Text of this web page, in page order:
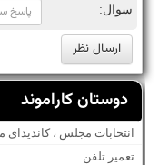
سوال:
دوستان کاراموند
انتخابات مجلس ،
تعمیر تلفن